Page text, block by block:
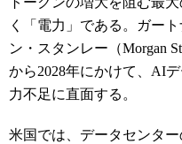
く「電力」である。ガー
ン・スタンレー（Morgan
から2028年にかけて、AI
力不足に直面する。
米国では、データセンタ